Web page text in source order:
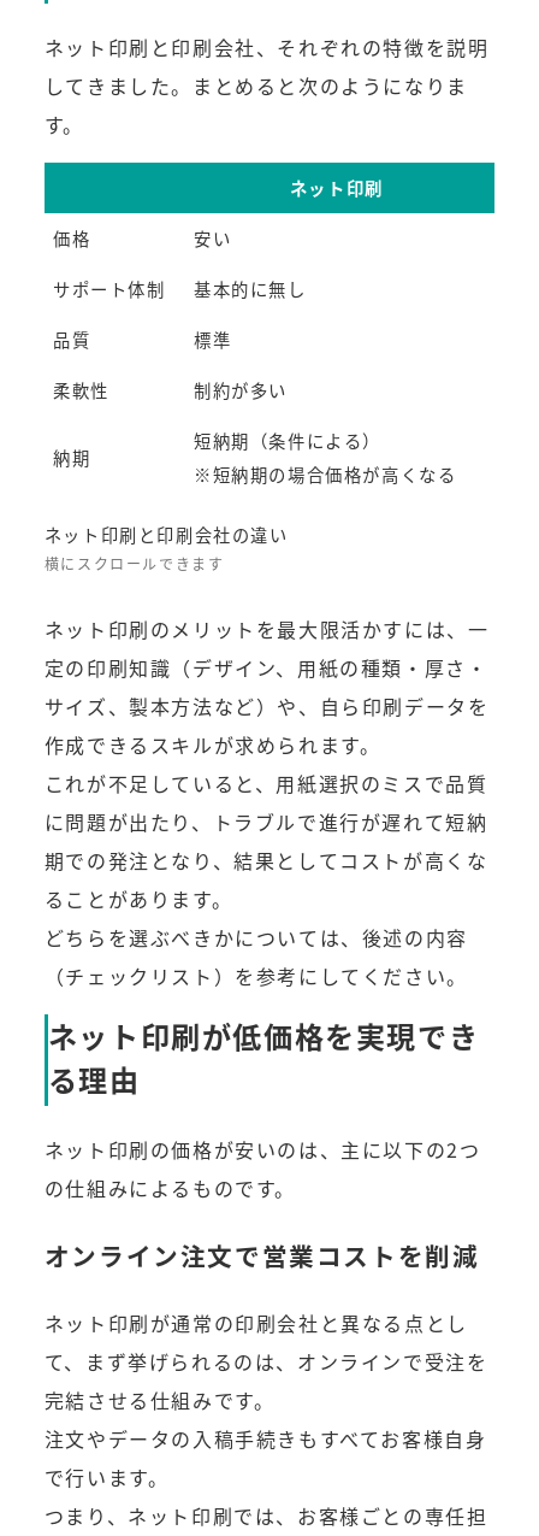
ネット印刷と印刷会社、それぞれの特徴を説明
してきました。まとめると次のようになりま
す。
ネット印刷
価格
安い
サポート体制
基本的に無し
品質
標準
柔軟性
制約が多い
納期
短納期（条件による）
※短納期の場合価格が高くなる
ネット印刷と印刷会社の違い
ネット印刷のメリットを最大限活かすには、一
定の印刷知識（デザイン、用紙の種類・厚さ・
サイズ、製本方法など）や、自ら印刷データを
作成できるスキルが求められます。
これが不足していると、用紙選択のミスで品質
に問題が出たり、トラブルで進行が遅れて短納
期での発注となり、結果としてコストが高くな
ることがあります。
どちらを選ぶべきかについては、後述の内容
（チェックリスト）を参考にしてください。
ネット印刷が低価格を実現でき
る理由
ネット印刷の価格が安いのは、主に以下の2つ
の仕組みによるものです。
オンライン注文で営業コストを削減
ネット印刷が通常の印刷会社と異なる点とし
て、まず挙げられるのは、オンラインで受注を
完結させる仕組みです。
注文やデータの入稿手続きもすべてお客様自身
で行います。
つまり、ネット印刷では、お客様ごとの専任担